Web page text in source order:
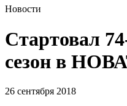
Новости
Стартовал
сезон в
26 сентября 2018